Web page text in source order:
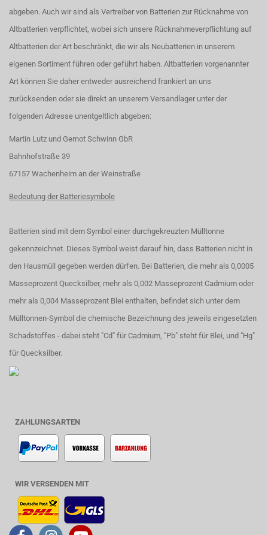
abgeben. Auch wir sind als Vertreiber von Batterien zur Rücknahme von
Altbatterien verpflichtet, wobei sich unsere Rücknahmeverpflichtung auf
Altbatterien der Art beschränkt, die wir als Neubatterien in unserem
eigenen Sortiment führen oder geführt haben. Altbatterien vorgenannter
Art können Sie daher entweder ausreichend frankiert an uns
zurücksenden oder sie direkt an unserem Versandlager unter der
folgenden Adresse unentgeltlich abgeben:
Martin Lutz und Gernot Schwinn GbR
Bahnhofstraße 39
67157 Wachenheim an der Weinstraße
Bedeutung der Batteriesymbole
Batterien sind mit dem Symbol einer durchgekreuzten Mülltonne
gekennzeichnet. Dieses Symbol weist darauf hin, dass Batterien nicht in
den Hausmüll gegeben werden dürfen. Bei Batterien, die mehr als 0,0005
Masseprozent Quecksilber, mehr als 0,002 Masseprozent Cadmium oder
mehr als 0,004 Masseprozent Blei enthalten, befindet sich unter dem
Mülltonnen-Symbol die chemische Bezeichnung des jeweils eingesetzten
Schadstoffes - dabei steht "Cd" für Cadmium, "Pb" steht für Blei, und "Hg"
für Quecksilber.
ZAHLUNGSARTEN
WIR VERSENDEN MIT